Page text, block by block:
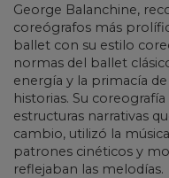
George Balanchine,
coreógrafos más
ballet con su estilo
normas del ballet
energía y la primacía
historias. Su
estructuras narrativas
cambio, utilizó la
patrones cinéticos y
reflejaban las melodías.